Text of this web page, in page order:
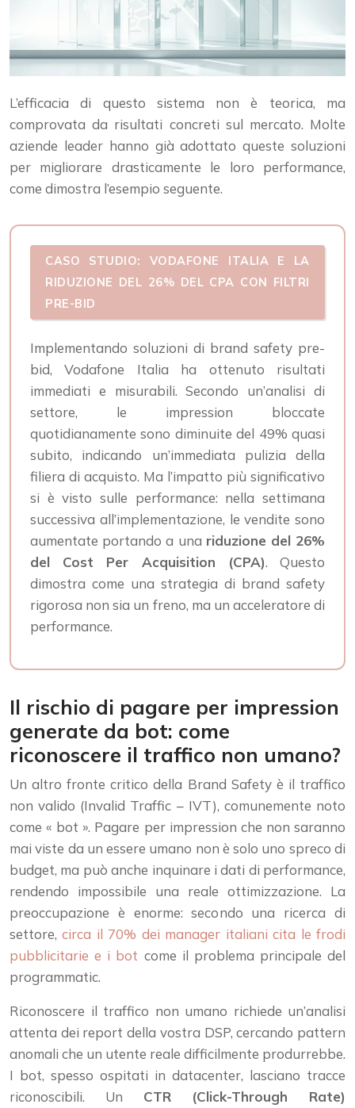
L’efficacia di questo sistema non è teorica, ma
comprovata da risultati concreti sul mercato. Molte
aziende leader hanno già adottato queste soluzioni
per migliorare drasticamente le loro performance,
come dimostra l’esempio seguente.
CASO STUDIO: VODAFONE ITALIA E LA
RIDUZIONE DEL 26% DEL CPA CON FILTRI
PRE-BID
Implementando soluzioni di brand safety pre-
bid, Vodafone Italia ha ottenuto risultati
immediati e misurabili. Secondo un’analisi di
settore, le impression bloccate
quotidianamente sono diminuite del 49% quasi
subito, indicando un’immediata pulizia della
filiera di acquisto. Ma l’impatto più significativo
si è visto sulle performance: nella settimana
successiva all’implementazione, le vendite sono
aumentate portando a una riduzione del 26%
del Cost Per Acquisition (CPA). Questo
dimostra come una strategia di brand safety
rigorosa non sia un freno, ma un acceleratore di
performance.
Il rischio di pagare per impression
generate da bot: come
riconoscere il traffico non umano?
Un altro fronte critico della Brand Safety è il traffico
non valido (Invalid Traffic – IVT), comunemente noto
come « bot ». Pagare per impression che non saranno
mai viste da un essere umano non è solo uno spreco di
budget, ma può anche inquinare i dati di performance,
rendendo impossibile una reale ottimizzazione. La
preoccupazione è enorme: secondo una ricerca di
settore,circa il 70% dei manager italiani cita le frodi
pubblicitarie e i bot come il problema principale del
programmatic.
Riconoscere il traffico non umano richiede un’analisi
attenta dei report della vostra DSP, cercando pattern
anomali che un utente reale difficilmente produrrebbe.
I bot, spesso ospitati in datacenter, lasciano tracce
riconoscibili. Un CTR (Click-Through Rate)